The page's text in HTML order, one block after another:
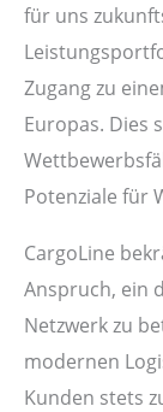
für uns
Zugang zu
Europas. Dies
Potenziale für
CargoLine
Anspruch, ein
Netzwerk zu
modernen
Kunden stets